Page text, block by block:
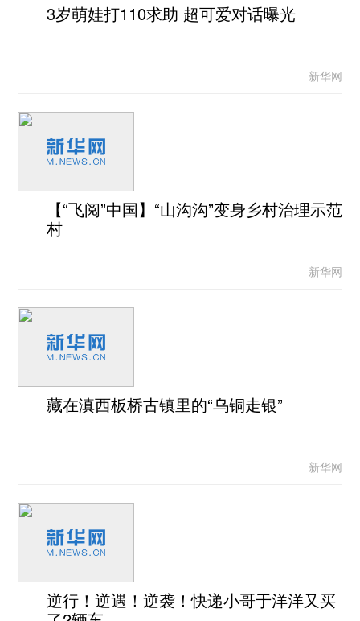
3岁萌娃打110求助 超可爱对话曝光
新华网
【“飞阅”中国】“山沟沟”变身乡村治理示范
村
新华网
藏在滇西板桥古镇里的“乌铜走银”
新华网
逆行！逆遇！逆袭！快递小哥于洋洋又买